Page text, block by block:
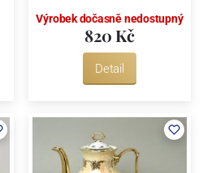
Výrobek dočasně nedostupný
820 Kč
Detail